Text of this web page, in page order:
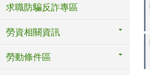
求職防騙反詐專區
勞資相關資訊
勞動條件區